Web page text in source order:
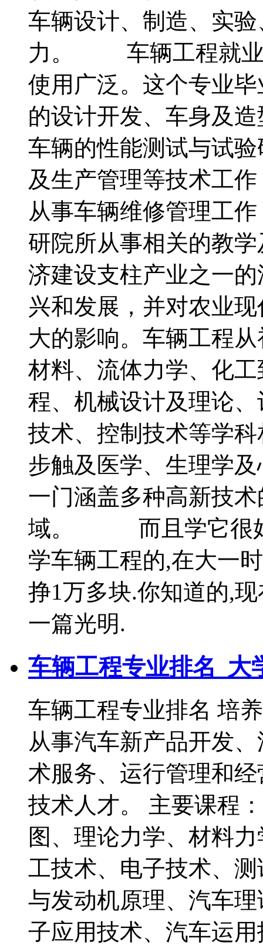
车辆设计、制造、实
力。 车辆工程就
使用广泛。这个专业
的设计开发、车身及
车辆的性能测试与试
及生产管理等技术工
从事车辆维修管理
研院所从事相关的教
济建设支柱产业之一
兴和发展，并对农业
大的影响。车辆工程
材料、流体力学、化
程、机械设计及理论
技术、控制技术等学
步触及医学、生理学
一门涵盖多种高新技
域。 而且学它很好
学车辆工程的,在大一
挣1万多块.你知道的,
一篇光明.
车辆工程专业排名_大
车辆工程专业排名 培
从事汽车新产品开发
术服务、运行管理和
技术人才。 主要课程
图、理论力学、材料
工技术、电子技术、
与发动机原理、汽车
子应用技术、汽车运